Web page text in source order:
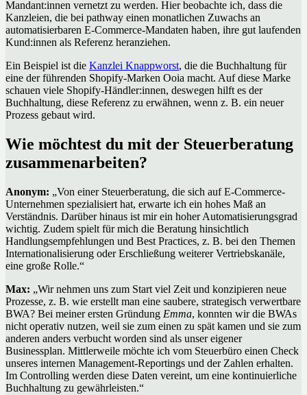
Mandant:innen vernetzt zu werden. Hier beobachte ich, dass die
Kanzleien, die bei pathway einen monatlichen Zuwachs an
automatisierbaren E-Commerce-Mandaten haben, ihre gut laufenden
Kund:innen als Referenz heranziehen.
Ein Beispiel ist die Kanzlei Knappworst, die die Buchhaltung für
eine der führenden Shopify-Marken Ooia macht. Auf diese Marke
schauen viele Shopify-Händler:innen, deswegen hilft es der
Buchhaltung, diese Referenz zu erwähnen, wenn z. B. ein neuer
Prozess gebaut wird.
Wie möchtest du mit der Steuerberatung
zusammenarbeiten?
Anonym: „Von einer Steuerberatung, die sich auf E-Commerce-
Unternehmen spezialisiert hat, erwarte ich ein hohes Maß an
Verständnis. Darüber hinaus ist mir ein hoher Automatisierungsgrad
wichtig. Zudem spielt für mich die Beratung hinsichtlich
Handlungsempfehlungen und Best Practices, z. B. bei den Themen
Internationalisierung oder Erschließung weiterer Vertriebskanäle,
eine große Rolle.“
Max: „Wir nehmen uns zum Start viel Zeit und konzipieren neue
Prozesse, z. B. wie erstellt man eine saubere, strategisch verwertbare
BWA? Bei meiner ersten Gründung Emma, konnten wir die BWAs
nicht operativ nutzen, weil sie zum einen zu spät kamen und sie zum
anderen anders verbucht worden sind als unser eigener
Businessplan. Mittlerweile möchte ich vom Steuerbüro einen Check
unseres internen Management-Reportings und der Zahlen erhalten.
Im Controlling werden diese Daten vereint, um eine kontinuierliche
Buchhaltung zu gewährleisten.“